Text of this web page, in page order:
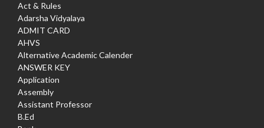
Act & Rules
Adarsha Vidyalaya
ADMIT CARD
AHVS
Alternative Academic Calender
ANSWER KEY
Application
Assembly
Assistant Professor
B.Ed